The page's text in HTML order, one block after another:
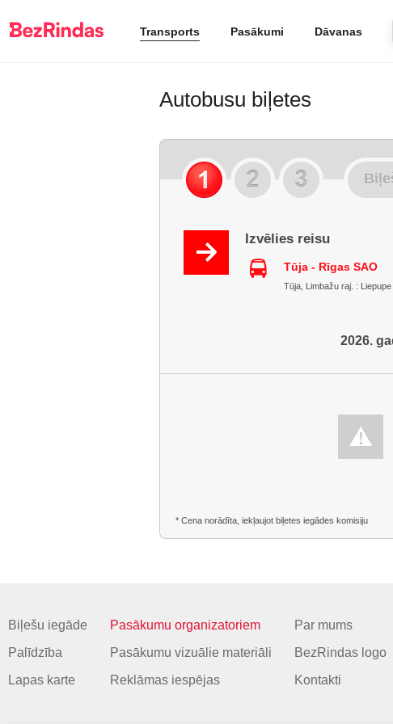
Transports Pasākumi Dāvanas
Autobusu biļetes
Izvēlies reisu
Tūja - Rīgas SAO
Tūja, Limbažu raj. :
2026.
* Cena norādīta, iekļaujot biļetes iegādes komisiju
Biļešu iegāde
Palīdzība
Lapas karte
Pasākumu organizatoriem
Pasākumu vizuālie materiāli
Reklāmas iespējas
Par mums
BezRindas logo
Kontakti